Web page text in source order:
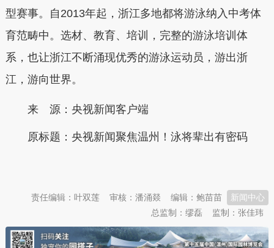
型赛事。自2013年起，浙江多地都将游泳纳入中考体
育范畴中。选材、教育、培训，完整的游泳培训体
系，也让浙江不断涌现优秀的游泳运动员，游出浙
江，游向世界。
来 源：央视新闻客户端
原标题： 央视新闻聚焦温州！泳将辈出有密码
新闻中心
编辑：鲍苗苗
审核：潘涌燚
责任编辑：叶双莲
监制：张佳玮
总监制：缪磊